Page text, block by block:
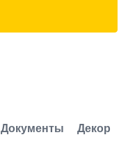
Документы Декор